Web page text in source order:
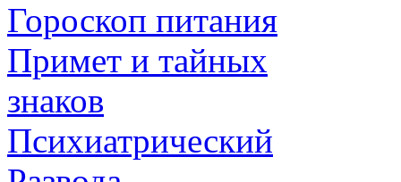
Гороскоп питания
Примет и тайных
знаков
Психиатрический